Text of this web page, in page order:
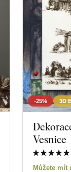
-25% 3D
Vesnice
Můžete mít